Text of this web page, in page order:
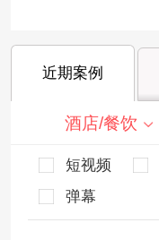
近期案例
酒店/餐饮
短视频
弹幕